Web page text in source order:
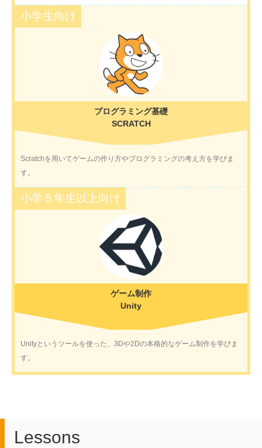
小学生向け
プログラミング基礎
SCRATCH
Scratchを用いてゲームの作り方やプログラミングの考え方を学びま
す。
小学５年生以上向け
ゲーム制作
Unity
Unityというツールを使った、3Dや2Dの本格的なゲーム制作を学びま
す。
Lessons